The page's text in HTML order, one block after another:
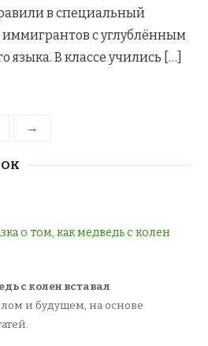
в специальный
с углублённым
языка. В классе учились […]
→
с колен вставал
и будущем, на основе